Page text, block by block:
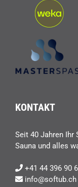
KONTAKT
Seit 40 Jahren Ihr
Sauna und alles
+41 44 396 90
info@softub.ch